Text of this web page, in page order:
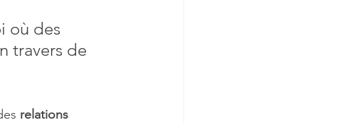
où des
travers de
relations